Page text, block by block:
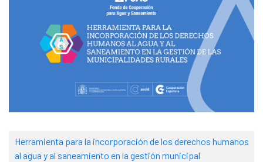
Herramienta para la incorporación de los derechos humanos
al agua y al saneamiento en la gestión municipal